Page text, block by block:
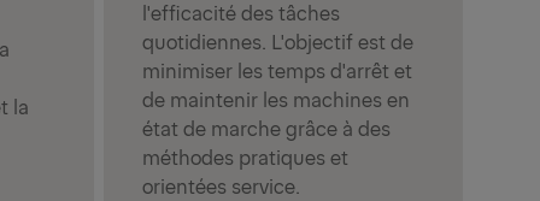
la
l'efficacité des tâches
quotidiennes. L'objectif est de
minimiser les temps d'arrêt et
de maintenir les machines en
état de marche grâce à des
méthodes pratiques et
orientées service.